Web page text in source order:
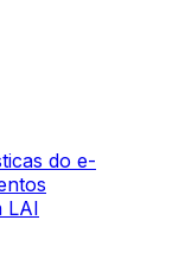
do e-
LAI